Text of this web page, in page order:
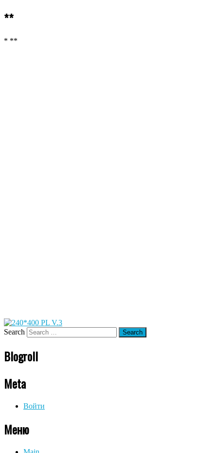
**
* **
Search
Blogroll
Meta
Войти
Меню